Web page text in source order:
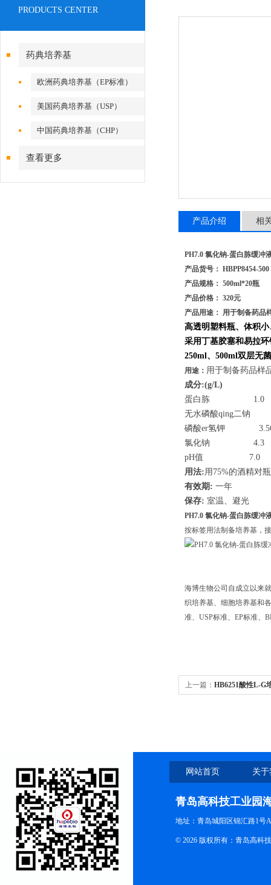
PRODUCTS CENTER
药典培养基
欧洲药典培养基（EP标准）
美国药典培养基（USP）
中国药典培养基（CHP）
查看更多
产品介绍 相
PH7.0 氯化钠-蛋白胨缓冲
产品货号： HBPP8454-500
产品规格： 500ml*20瓶
产品价格： 320元
产品用途： 用于制备药品
高透明塑料瓶、体积
采用丁基胶塞和易拉
250ml、500ml双层无
用途： 用于制备药品样
成分:(g/L)
蛋白胨 1.0
无水磷酸qing二钠
磷酸er氢钾
氯化钠 4.3
pH值
7.0
用法:用75%的酒精对
有效期: 一年
保存: 室温、避光
PH7.0 氯化钠-蛋白胨缓冲
按标签用法制备培养基，
海博生物公司自成立以来
织培养基、细胞培养基和
准、USP标准、EP标准、
上一篇： HB6251酸性L-G
网站首页 关
青岛高科技工业园
地址：青岛城阳区锦汇路1号
© 2026 版权所有：青岛高科